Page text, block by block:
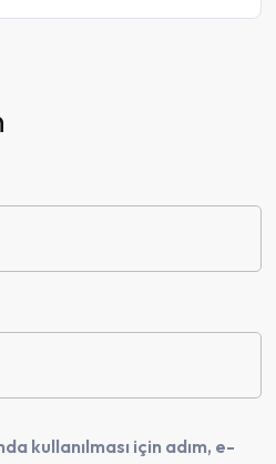
kullanılması için adım, e-